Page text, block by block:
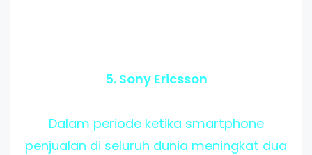
5. Sony Ericsson
Dalam periode ketika smartphone
penjualan di seluruh dunia meningkat dua